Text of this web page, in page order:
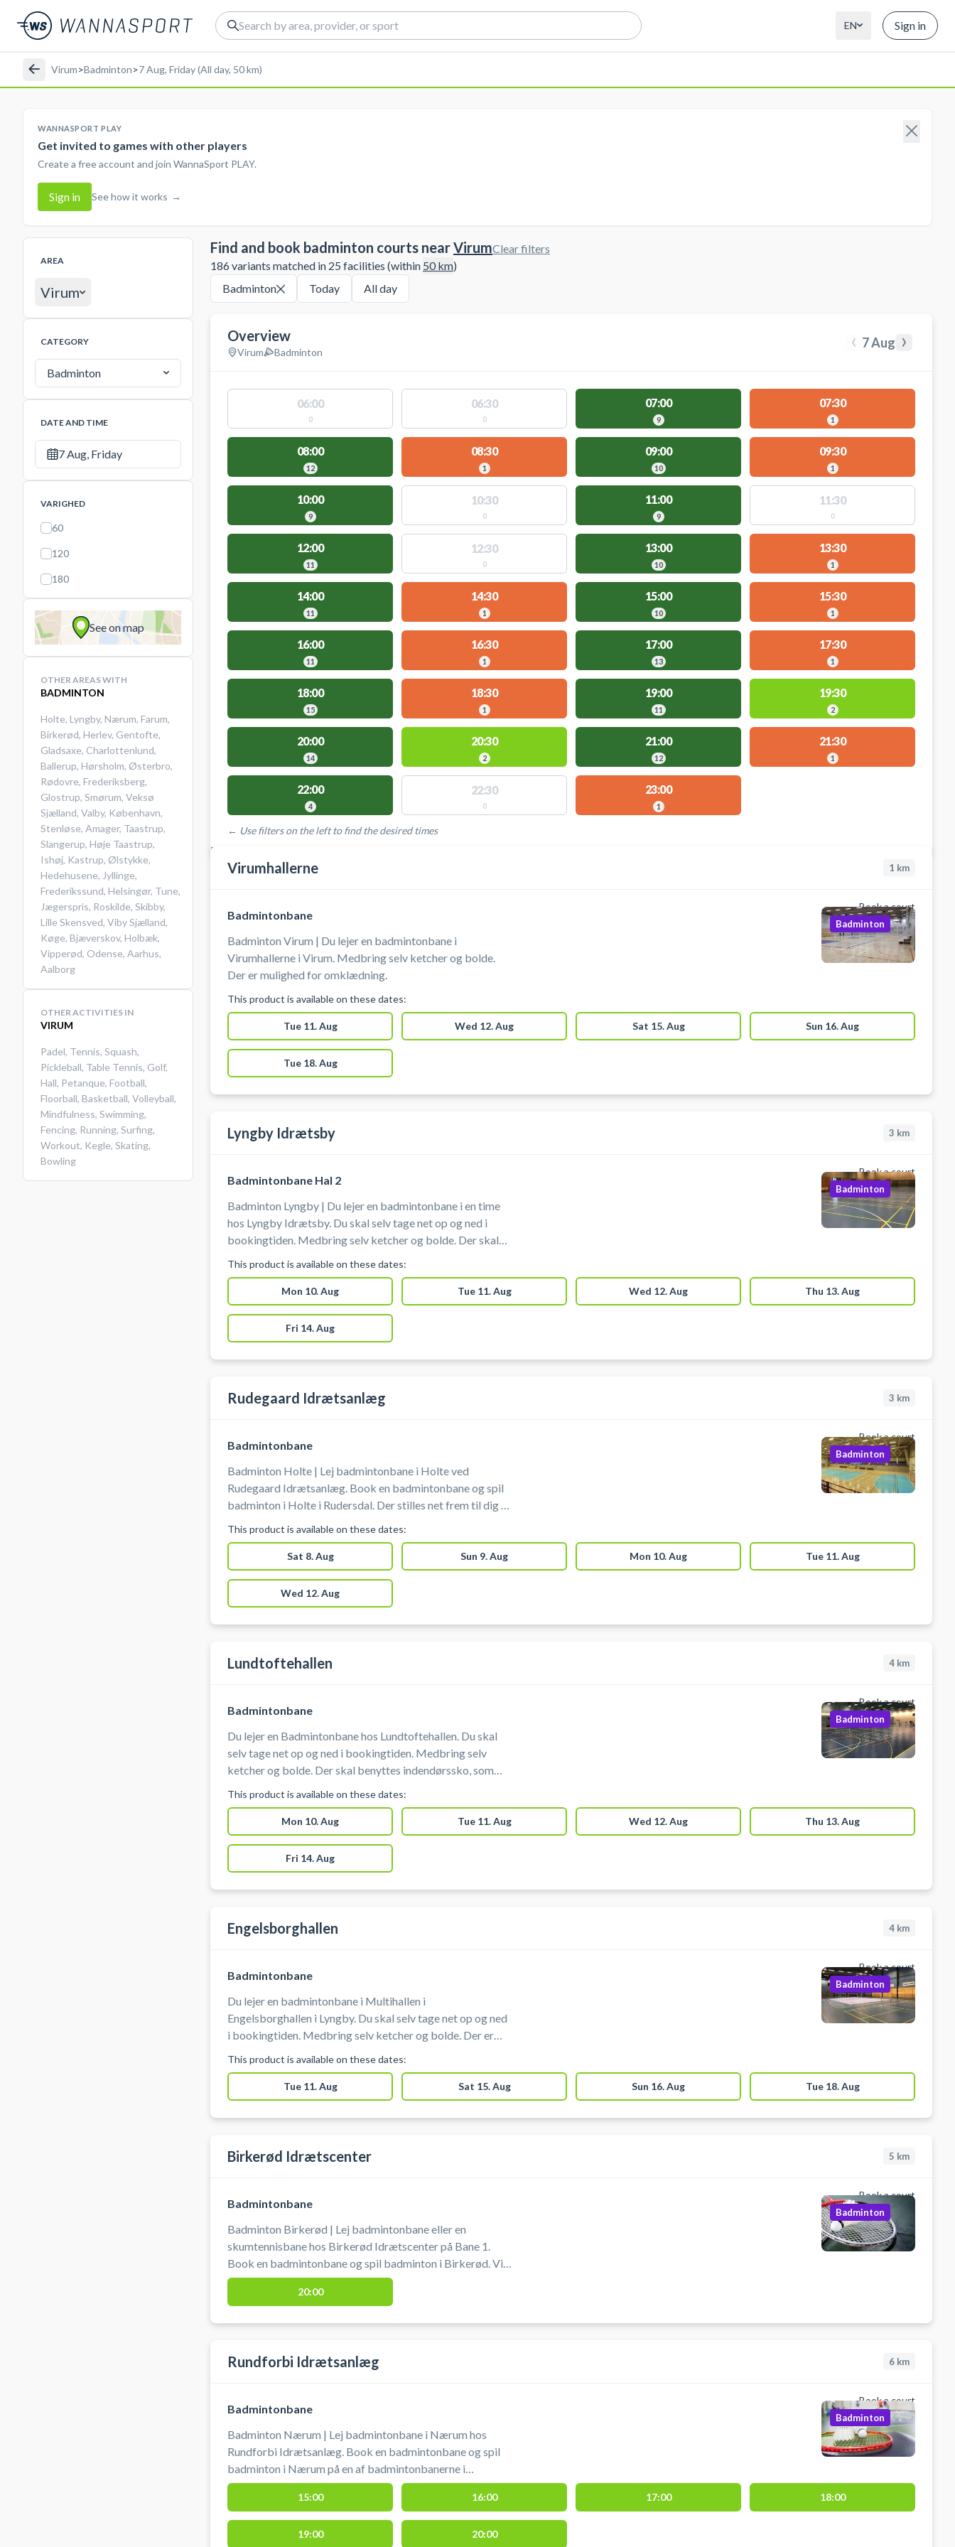
EN Sign in
Virum>Badminton>7 Aug, Friday (All day, 50 km)
WANNASPORT PLAY
Get invited to games with other players
Create a free account and join WannaSport PLAY.
Sign in See how it works →
AREA
Virum
CATEGORY
Badminton
DATE AND TIME
7 Aug, Friday
VARIGHED
60
120
180
See on map
OTHER AREAS WITH
BADMINTON
Holte, Lyngby, Nærum, Farum,
Birkerød, Herlev, Gentofte,
Gladsaxe, Charlottenlund,
Ballerup, Hørsholm, Østerbro,
Rødovre, Frederiksberg,
Glostrup, Smørum, Veksø
Sjælland, Valby, København,
Stenløse, Amager, Taastrup,
Slangerup, Høje Taastrup,
Ishøj, Kastrup, Ølstykke,
Hedehusene, Jyllinge,
Frederikssund, Helsingør, Tune,
Jægerspris, Roskilde, Skibby,
Lille Skensved, Viby Sjælland,
Køge, Bjæverskov, Holbæk,
Vipperød, Odense, Aarhus,
Aalborg
OTHER ACTIVITIES IN
VIRUM
Padel, Tennis, Squash,
Pickleball, Table Tennis, Golf,
Hall, Petanque, Football,
Floorball, Basketball, Volleyball,
Mindfulness, Swimming,
Fencing, Running, Surfing,
Workout, Kegle, Skating,
Bowling
Find and book badminton courts nearVirum
186 variants matched in 25 facilities (within 50km)
Clear filters
Badminton Today All day
Overview
Virum Badminton ‹ 7 Aug ›
06:00
0
06:30
0
07:00
9
07:30
1
08:00
12
08:30
1
09:00
10
09:30
1
10:00
9
10:30
0
11:00
9
11:30
0
12:00
11
12:30
0
13:00
10
13:30
1
14:00
11
14:30
1
15:00
10
15:30
1
16:00
11
16:30
1
17:00
13
17:30
1
18:00
15
18:30
1
19:00
11
19:30
2
20:00
14
20:30
2
21:00
12
21:30
1
22:00
4
22:30
0
23:00
1
← Use filters on the left to find the desired times
FACILITIES WITH AVAILABLE ACTIVITIES
Virumhallerne 1 km
Book a court
Badmintonbane
Badminton Virum | Du lejer en badmintonbane i
Virumhallerne i Virum. Medbring selv ketcher og bolde.
Der er mulighed for omklædning.
Badminton
This product is available on these dates:
Tue 11. Aug Wed 12. Aug Sat 15. Aug Sun 16. Aug
Tue 18. Aug
Lyngby Idrætsby 3 km
Book a court
Badmintonbane Hal 2
Badminton Lyngby | Du lejer en badmintonbane i en time
hos Lyngby Idrætsby. Du skal selv tage net op og ned i
bookingtiden. Medbring selv ketcher og bolde. Der skal
mulighed for omklædning.
Badminton
This product is available on these dates:
Mon 10. Aug Tue 11. Aug Wed 12. Aug Thu 13. Aug
Fri 14. Aug
Rudegaard Idrætsanlæg 3 km
Book a court
Badmintonbane
Badminton Holte | Lej badmintonbane i Holte ved
Rudegaard Idrætsanlæg. Book en badmintonbane og spil
badminton i Holte i Rudersdal. Der stilles net frem til dig i
yderligere udstyr, så husk at medbringe bolde og ketchere
ved booking af badmintonbane i Holtehallerne. Der er
mulighed for omklædning og bad i Holtehallerne. Gratis
parkering ved badmintonbanerne i Holte - nem adgang til
badmintonbaner i Nordsjælland.
Badminton
This product is available on these dates:
Sat 8. Aug Sun 9. Aug Mon 10. Aug Tue 11. Aug
Wed 12. Aug
Lundtoftehallen 4 km
Book a court
Badmintonbane
Du lejer en Badmintonbane hos Lundtoftehallen. Du skal
selv tage net op og ned i bookingtiden. Medbring selv
ketcher og bolde. Der skal benyttes indendørssko, som
Badminton
This product is available on these dates:
Mon 10. Aug Tue 11. Aug Wed 12. Aug Thu 13. Aug
Fri 14. Aug
Engelsborghallen 4 km
Book a court
Badmintonbane
Du lejer en badmintonbane i Multihallen i
Engelsborghallen i Lyngby. Du skal selv tage net op og ned
i bookingtiden. Medbring selv ketcher og bolde. Der er
Badminton
This product is available on these dates:
Tue 11. Aug Sat 15. Aug Sun 16. Aug Tue 18. Aug
Birkerød Idrætscenter 5 km
Book a court
Badmintonbane
Badminton Birkerød | Lej badmintonbane eller en
skumtennisbane hos Birkerød Idrætscenter på Bane 1.
Book en badmintonbane og spil badminton i Birkerød. Vi
stiller net frem til dig i hallen, men du skal selv sætte det
Badminton
20:00
Rundforbi Idrætsanlæg 6 km
Book a court
Badmintonbane
Badminton Nærum | Lej badmintonbane i Nærum hos
Rundforbi Idrætsanlæg. Book en badmintonbane og spil
badminton i Nærum på en af badmintonbanerne i
Rundforbi Idrætsanlæg. Der stilles net frem til dig i hallen,
men du skal selv opsætte dette. Banen lejes uden
yderligere udstyr, så husk at medbringe bolde og ketchere.
Der er mulighed for omklædning og bad. Der kan være
Badminton
15:00 16:00 17:00 18:00
19:00 20:00